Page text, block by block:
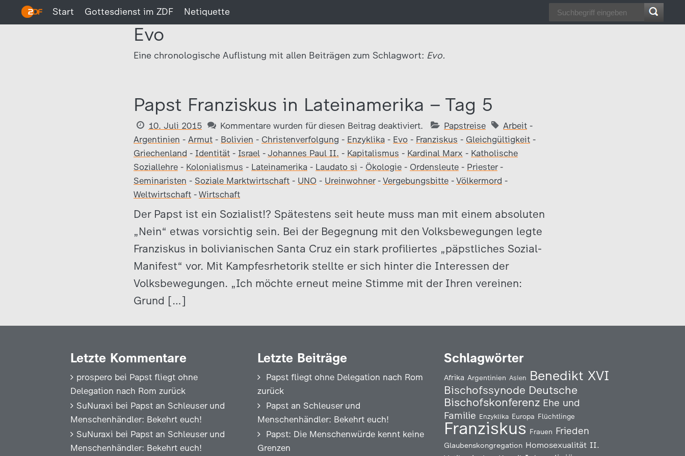
Start Gottesdienst im ZDF Netiquette
Evo
Eine chronologische Auflistung mit allen Beiträgen zum Schlagwort: Evo.
Papst Franziskus in Lateinamerika – Tag 5
10. Juli 2015 Kommentare wurden für diesen Beitrag deaktiviert. Papstreise Arbeit -
Argentinien - Armut - Bolivien - Christenverfolgung - Enzyklika - Evo - Franziskus - Gleichgültigkeit -
Griechenland - Identität - Israel - Johannes Paul II. - Kapitalismus - Kardinal Marx - Katholische
Soziallehre - Kolonialismus - Lateinamerika - Laudato si - Ökologie - Ordensleute - Priester-
Seminaristen - Soziale Marktwirtschaft - UNO - Ureinwohner- Vergebungsbitte - Völkermord -
Weltwirtschaft - Wirtschaft
Der Papst ist ein Sozialist!? Spätestens seit heute muss man mit einem absoluten
„Nein“ etwas vorsichtig sein. Bei der Begegnung mit den Volksbewegungen legte
Franziskus in bolivianischen Santa Cruz ein stark profiliertes „päpstliches Sozial-
Manifest“ vor. Mit Kampfesrhetorik stellte er sich hinter die Interessen der
Volksbewegungen. „Ich möchte erneut meine Stimme mit der Ihren vereinen:
Grund […]
Letzte Kommentare
prospero bei Papst fliegt ohne
Delegation nach Rom zurück
SuNuraxi bei Papst an Schleuser und
Menschenhändler: Bekehrt euch!
SuNuraxi bei Papst an Schleuser und
Menschenhändler: Bekehrt euch!
Letzte Beiträge
Papst fliegt ohne Delegation nach Rom
zurück
Papst an Schleuser und
Menschenhändler: Bekehrt euch!
Papst: Die Menschenwürde kennt keine
Grenzen
Schlagwörter
Afrika Argentinien Asien Benedikt XVI
Bischofssynode Deutsche
Bischofskonferenz Ehe und
Familie Enzyklika Europa Flüchtlinge
Franziskus Frauen Frieden
Glaubenskongregation Homosexualität II.